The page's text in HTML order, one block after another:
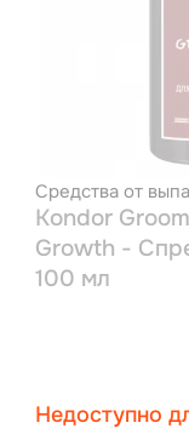
Средства от
Kondor
Growth -
100 мл
Недоступно